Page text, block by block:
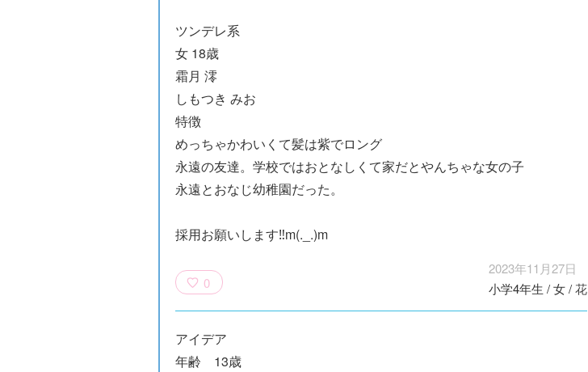
ツンデレ系
女 18歳
霜月 澪
しもつき みお
特徴
めっちゃかわいくて髪は紫でロング
永遠の友達。学校ではおとなしくて家だとやんちゃな女の子
永遠とおなじ幼稚園だった。
採用お願いします‼️m(._.)m
0
2023年11月27日
小学4年生 /女/花
アイデア
年齢 13歳
エブリスタ×講
談社青い鳥文庫
第９回小説賞開
催のおしらせ
女さんが通
る‼』ついにコ
ミカライズ！
いに始動！ 限
定特典＆ヒミツ
の参加企画も!?
庫の名作「電子